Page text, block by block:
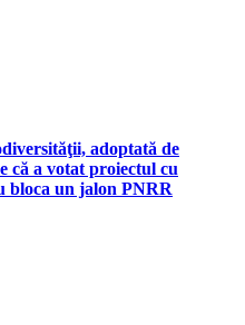
adoptată de
că a votat proiectul cu
bloca un jalon PNRR